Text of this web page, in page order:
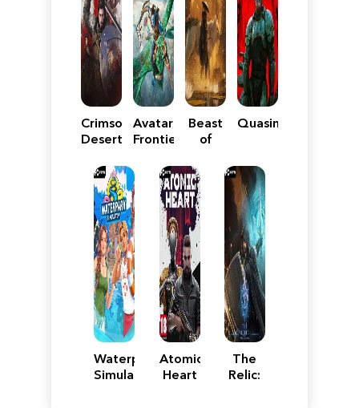
Crimson
Desert
Avatar:
Frontiers
Pandora
Beast
of
Quasimorph
Waterpark
Simulator
Atomic
Heart
The
Relic: